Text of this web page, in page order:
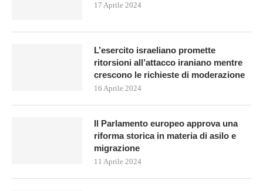
17 Aprile 2024
L’esercito israeliano promette
ritorsioni all’attacco iraniano mentre
crescono le richieste di moderazione
16 Aprile 2024
Il Parlamento europeo approva una
riforma storica in materia di asilo e
migrazione
11 Aprile 2024